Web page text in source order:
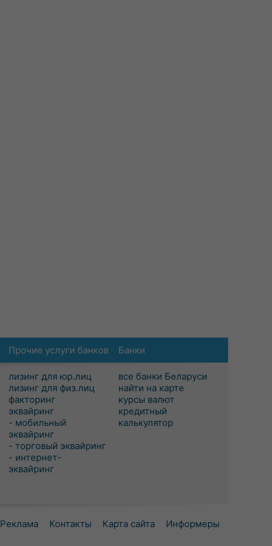
Прочие услуги банков
лизинг для юр.лиц
лизинг для физ.лиц
факторинг
эквайринг
- мобильный
эквайринг
- торговый эквайринг
- интернет-
эквайринг
Банки
все банки Беларуси
найти на карте
курсы валют
кредитный
калькулятор
Реклама Контакты Карта сайта Информеры